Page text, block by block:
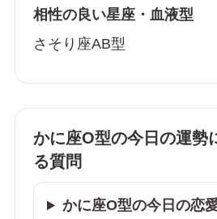
相性の良い星座・血液型
さそり座AB型
かに座O型の今日の運勢
る質問
かに座O型の今日の恋